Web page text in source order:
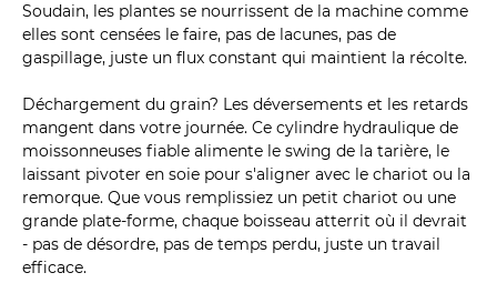
Soudain, les plantes se nourrissent de la machine comme
elles sont censées le faire, pas de lacunes, pas de
gaspillage, juste un flux constant qui maintient la récolte.
Déchargement du grain? Les déversements et les retards
mangent dans votre journée. Ce cylindre hydraulique de
moissonneuses fiable alimente le swing de la tarière, le
laissant pivoter en soie pour s'aligner avec le chariot ou la
remorque. Que vous remplissiez un petit chariot ou une
grande plate-forme, chaque boisseau atterrit où il devrait
- pas de désordre, pas de temps perdu, juste un travail
efficace.